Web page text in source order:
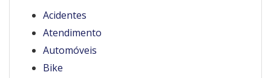
Acidentes
Atendimento
Automóveis
Bike